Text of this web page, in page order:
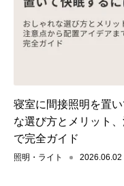
寝室に間接照明を置
な選び方とメリット
で完全ガイド
照明・ライト 2026.06.02